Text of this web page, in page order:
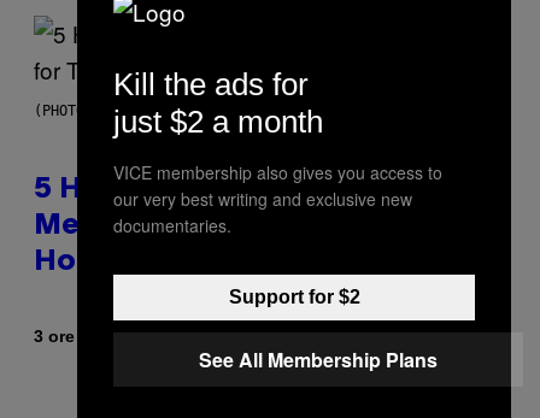
(PHOTO BY STEVE GRANITZ/WIREIMAGE)
5 Hip-Hop Songs That Are Most
Memorable for Their Classic
Hooks
3 ore fa DiCaleb Catlin
Kill the ads for
just $2 a month
VICE membership also gives you access to
our very best writing and exclusive new
documentaries.
Support for $2
See All Membership Plans